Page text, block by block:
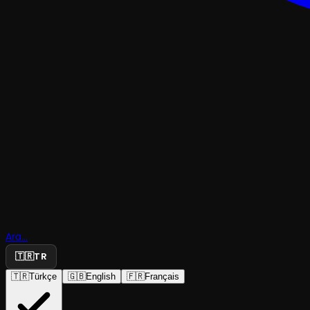
Ara...
🇹🇷TR
🇹🇷Türkçe 🇬🇧English 🇫🇷Français
Çamaşır